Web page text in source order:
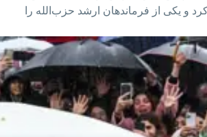
و یکی از فرماندهان ارشد حزب‌الله را